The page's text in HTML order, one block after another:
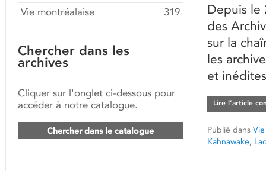
Depuis le
des
sur la
les
et
Lire l’article
Publié dans
Kahnawake,
Vie montréalaise
319
Chercher dans les
archives
Cliquer sur l'onglet ci-dessous pour
accéder à notre catalogue.
Chercher dans le catalogue